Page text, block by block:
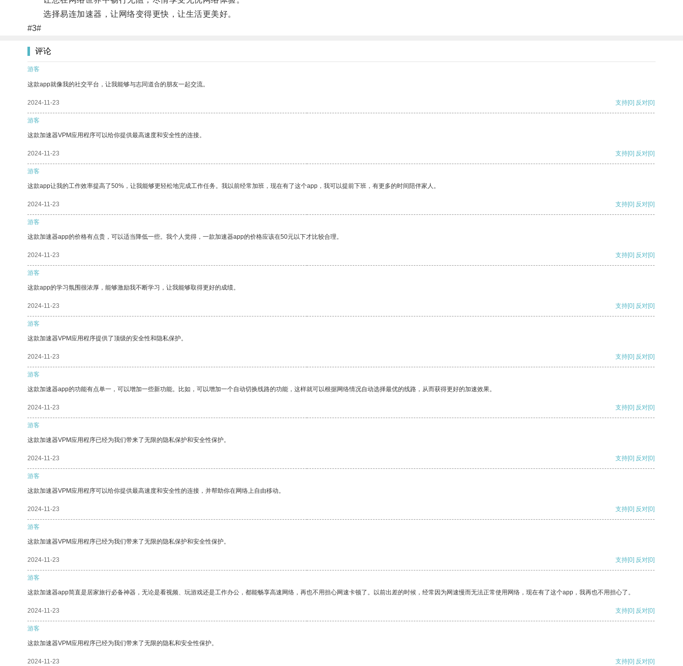
选择易连加速器，让网络变得更快，让生活更美好。
#3#
评论
游客
这款app就像我的社交平台，让我能够与志同道合的朋友一起交流。
2024-11-23 支持[0] 反对[0]
游客
这款加速器VPM应用程序可以给你提供最高速度和安全性的连接。
2024-11-23 支持[0] 反对[0]
游客
这款app让我的工作效率提高了50%，让我能够更轻松地完成工作任务。我以前经常加班，现在有了这个app，我可以提前下班，有更多的时间陪伴家人。
2024-11-23 支持[0] 反对[0]
游客
这款加速器app的价格有点贵，可以适当降低一些。我个人觉得，一款加速器app的价格应该在50元以下才比较合理。
2024-11-23 支持[0] 反对[0]
游客
这款app的学习氛围很浓厚，能够激励我不断学习，让我能够取得更好的成绩。
2024-11-23 支持[0] 反对[0]
游客
这款加速器VPM应用程序提供了顶级的安全性和隐私保护。
2024-11-23 支持[0] 反对[0]
游客
这款加速器app的功能有点单一，可以增加一些新功能。比如，可以增加一个自动切换线路的功能，这样就可以根据网络情况自动选择最优的线路，从而获得更好的加速效果。
2024-11-23 支持[0] 反对[0]
游客
这款加速器VPM应用程序已经为我们带来了无限的隐私保护和安全性保护。
2024-11-23 支持[0] 反对[0]
游客
这款加速器VPM应用程序可以给你提供最高速度和安全性的连接，并帮助你在网络上自由移动。
2024-11-23 支持[0] 反对[0]
游客
这款加速器VPM应用程序已经为我们带来了无限的隐私保护和安全性保护。
2024-11-23 支持[0] 反对[0]
游客
这款加速器app简直是居家旅行必备神器，无论是看视频、玩游戏还是工作办公，都能畅享高速网络，再也不用担心网速卡顿了。以前出差的时候，经常因为网速慢而无法正常使用网络，现在有了这个app，我再也不用担心了。
2024-11-23 支持[0] 反对[0]
游客
这款加速器VPM应用程序已经为我们带来了无限的隐私和安全性保护。
2024-11-23 支持[0] 反对[0]